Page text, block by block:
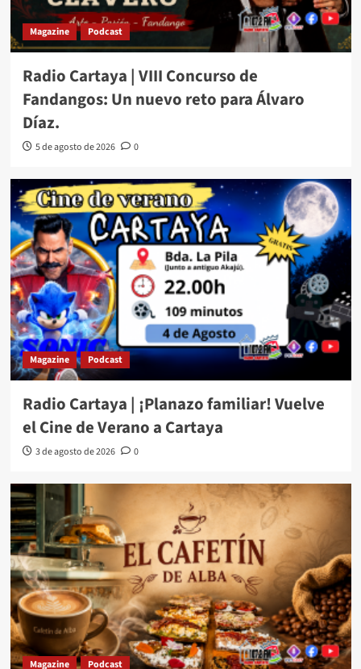
Magazine Podcast
Radio Cartaya | VIII Concurso de
Fandangos: Un nuevo reto para Álvaro
Díaz.
5 de agosto de 2026 0
Magazine Podcast
Radio Cartaya | ¡Planazo familiar! Vuelve
el Cine de Verano a Cartaya
3 de agosto de 2026 0
Magazine Podcast